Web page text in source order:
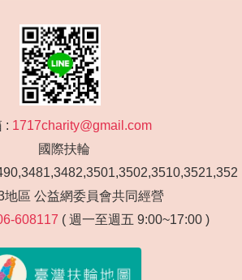
: 1717charity@gmail.com
國際扶輪
地區 公益網委員會共同經營
608117 ( 週一至週五 9:00~17:00 )